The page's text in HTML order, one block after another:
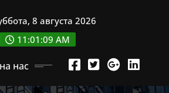
8 августа 2026
11:01:11 AM
нас